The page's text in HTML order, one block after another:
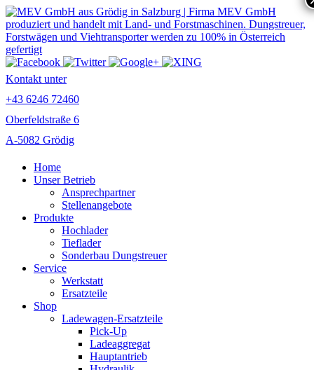
Kontakt unter
+43 6246 72460
Oberfeldstraße 6
A-5082 Grödig
Home
Unser Betrieb
Ansprechpartner
Stellenangebote
Produkte
Hochlader
Tieflader
Sonderbau Dungstreuer
Service
Werkstatt
Ersatzteile
Shop
Ladewagen-Ersatzteile
Pick-Up
Ladeaggregat
Hauptantrieb